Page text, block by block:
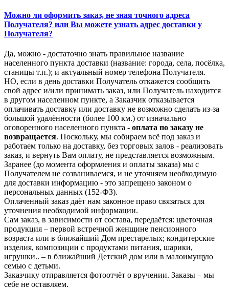
Можно ли оформить заказ, не зная точного адреса
Получателя? или Вы можете узнать адрес доставки у
Получателя?
Да, можно - достаточно знать правильное название
населенного пункта доставки (название: города, села, посёлка,
станицы т.п.); и актуальный номер телефона Получателя.
НО, если в день доставки Получатель откажется сообщить
свой адрес и/или принимать заказ, или Получатель находится
в другом населенном пункте, а Заказчик отказывается
оплачивать доставку или доставку не возможно сделать из-за
большой удалённости (более 100 км.) от изначально
оговоренного населенного пункта - оплата по заказу не
возвращается. Поскольку, мы собираем всё под заказ и
работаем только на доставку, без торговых залов - реализовать
заказ, и вернуть Вам оплату, не представляется возможным.
Заранее (до момента оформления и оплаты заказа) мы с
Получателем не созваниваемся, и не уточняем необходимую
для доставки информацию - это запрещено законом о
персональных данных (152-ФЗ).
Оплаченный заказ даёт нам законное право связаться для
уточнения необходимой информации.
Сам заказ, в зависимости от состава, передаётся: цветочная
продукция – первой встречной женщине пенсионного
возраста или в ближайший Дом престарелых; кондитерские
изделия, композиции с продуктами питания, шарики,
игрушки.. – в ближайший Детский дом или в малоимущую
семью с детьми.
Заказчику отправляется фотоотчёт о вручении. Заказы – мы
себе не оставляем.